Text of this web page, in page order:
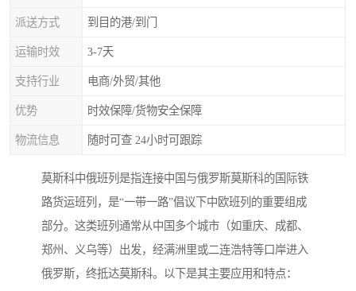
派送方式 到目的港/到门
运输时效 3-7天
支持行业 电商/外贸/其他
优势 时效保障/货物安全保障
物流信息 随时可查 24小时可跟踪
莫斯科中俄班列是指连接中国与俄罗斯莫斯科的国际铁
路货运班列，是“一带一路”倡议下中欧班列的重要组成
部分。这类班列通常从中国多个城市（如重庆、成都、
郑州、义乌等）出发，经满洲里或二连浩特等口岸进入
俄罗斯，终抵达莫斯科。以下是其主要应用和特点：